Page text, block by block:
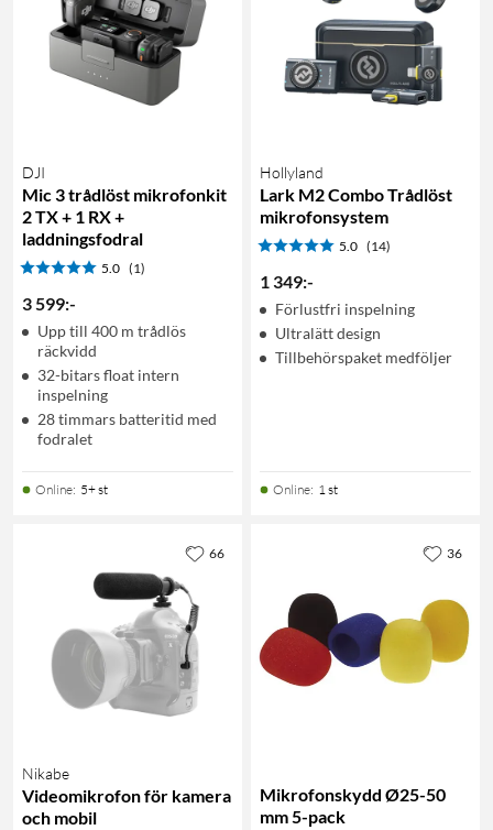
DJI
Mic 3 trådlöst mikrofonkit
2 TX + 1 RX +
laddningsfodral
5.0 (1)
3 599:-
Upp till 400 m trådlös
räckvidd
32-bitars float intern
inspelning
28 timmars batteritid med
fodralet
Online: 5+ st
Hollyland
Lark M2 Combo Trådlöst
mikrofonsystem
5.0 (14)
1 349:-
Förlustfri inspelning
Ultralätt design
Tillbehörspaket medföljer
Online: 1 st
Nikabe
Videomikrofon för kamera
och mobil
66
Mikrofonskydd Ø25-50
mm 5-pack
36